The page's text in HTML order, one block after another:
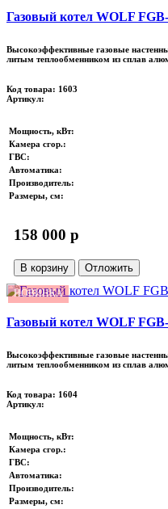
Газовый котел WOLF
Высокоэффективные газовые
литым теплообменником из сплав
Код товара: 1603
Артикул:
Мощность, кВт:
Камера сгор.:
ГВС:
Автоматика:
Производитель:
Размеры, см:
158 000 p
В корзину Отложить
НОВИНКА
Газовый котел WOLF
Высокоэффективные газовые
литым теплообменником из сплав
Код товара: 1604
Артикул:
Мощность, кВт:
Камера сгор.:
ГВС:
Автоматика:
Производитель:
Размеры, см: